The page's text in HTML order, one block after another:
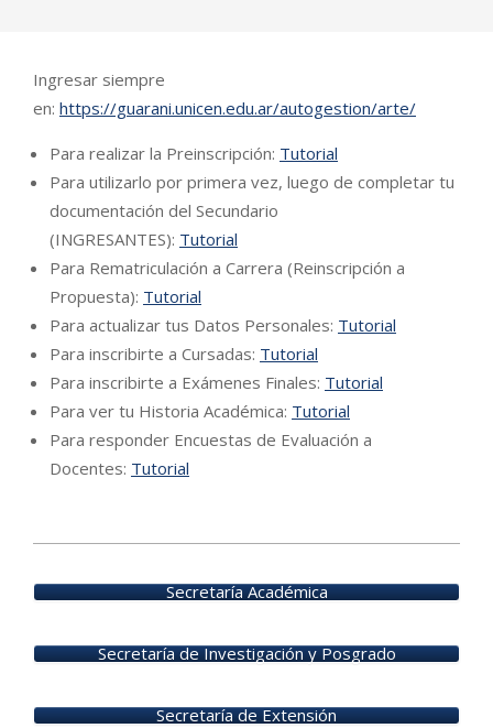
Ingresar siempre
en: https://guarani.unicen.edu.ar/autogestion/arte/
Para realizar la Preinscripción: Tutorial
Para utilizarlo por primera vez, luego de completar tu
documentación del Secundario
(INGRESANTES): Tutorial
Para Rematriculación a Carrera (Reinscripción a
Propuesta): Tutorial
Para actualizar tus Datos Personales: Tutorial
Para inscribirte a Cursadas: Tutorial
Para inscribirte a Exámenes Finales: Tutorial
Para ver tu Historia Académica: Tutorial
Para responder Encuestas de Evaluación a
Docentes: Tutorial
02-
Secretaría Académica
Secretaría de Investigación y Posgrado
Secretaría de Extensión